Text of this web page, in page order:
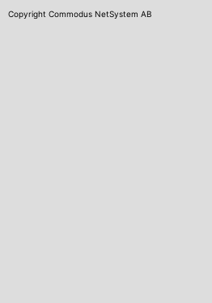
Copyright Commodus NetSystem AB